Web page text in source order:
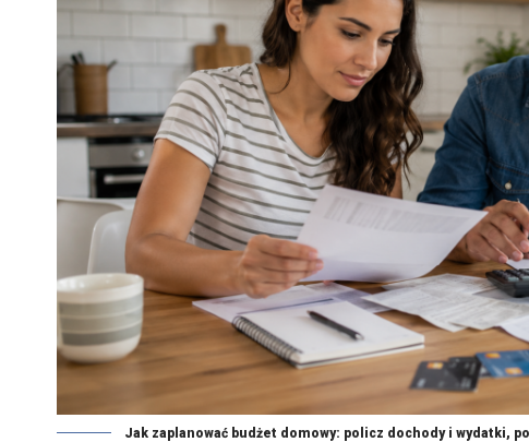
Jak zaplanować budżet domowy: policz dochody i wydatki,